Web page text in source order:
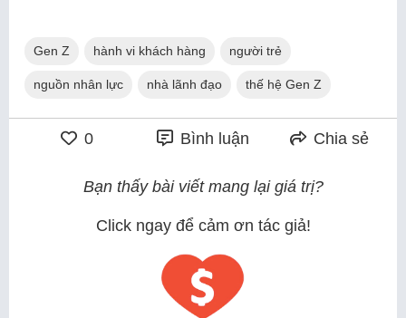
Gen Z hành vi khách hàng người trẻ
nguồn nhân lực nhà lãnh đạo thế hệ Gen Z
0 Bình luận Chia sẻ
Bạn thấy bài viết mang lại giá trị?
Click ngay để cảm ơn tác giả!